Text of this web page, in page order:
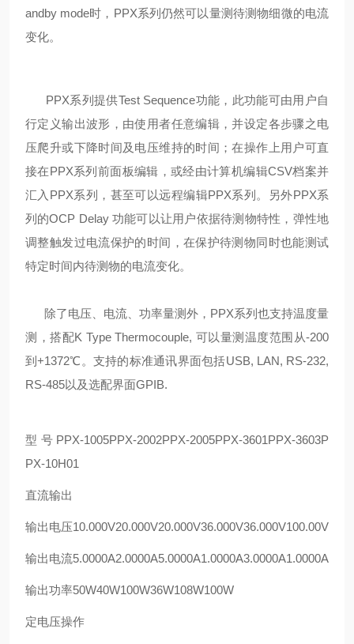
andby mode时，PPX系列仍然可以量测待测物细微的电流
变化。
PPX系列提供Test Sequence功能，此功能可由用户自
行定义输出波形，由使用者任意编辑，并设定各步骤之电
压爬升或下降时间及电压维持的时间；在操作上用户可直
接在PPX系列前面板编辑，或经由计算机编辑CSV档案并
汇入PPX系列，甚至可以远程编辑PPX系列。另外PPX系
列的OCP Delay 功能可以让用户依据待测物特性，弹性地
调整触发过电流保护的时间，在保护待测物同时也能测试
特定时间内待测物的电流变化。
除了电压、电流、功率量测外，PPX系列也支持温度量
测，搭配K Type Thermocouple, 可以量测温度范围从-200
到+1372℃。支持的标准通讯界面包括USB, LAN, RS-232,
RS-485以及选配界面GPIB.
型号 PPX-1005PPX-2002PPX-2005PPX-3601PPX-3603P
PX-10H01
直流输出
输出电压10.000V20.000V20.000V36.000V36.000V100.00V
输出电流5.0000A2.0000A5.0000A1.0000A3.0000A1.0000A
输出功率50W40W100W36W108W100W
定电压操作